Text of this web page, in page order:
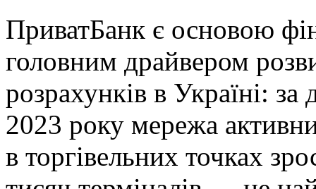
ПриватБанк є основою
головним драйвером
розрахунків в Україні:
2023 року мережа
в торгівельних точках